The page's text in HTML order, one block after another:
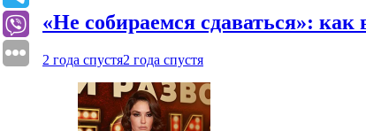
«Не собираемся сдаваться»: как
2 года спустя2 года спустя